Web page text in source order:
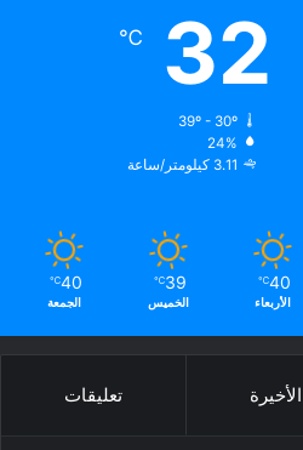
32
℃
39º - 30º
24%
3.11 كيلومتر/ساعة
40
℃
الأربعاء
39
℃
الخميس
40
℃
الجمعة
الأخيرة تعليقات